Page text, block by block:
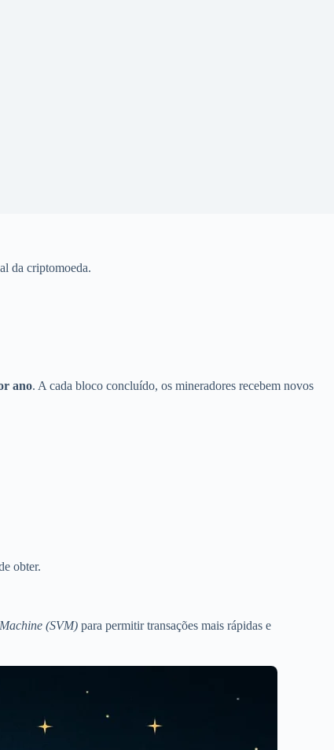
da criptomoeda.
ano. A cada bloco concluído, os mineradores recebem novos
obter.
(SVM) para permitir transações mais rápidas e